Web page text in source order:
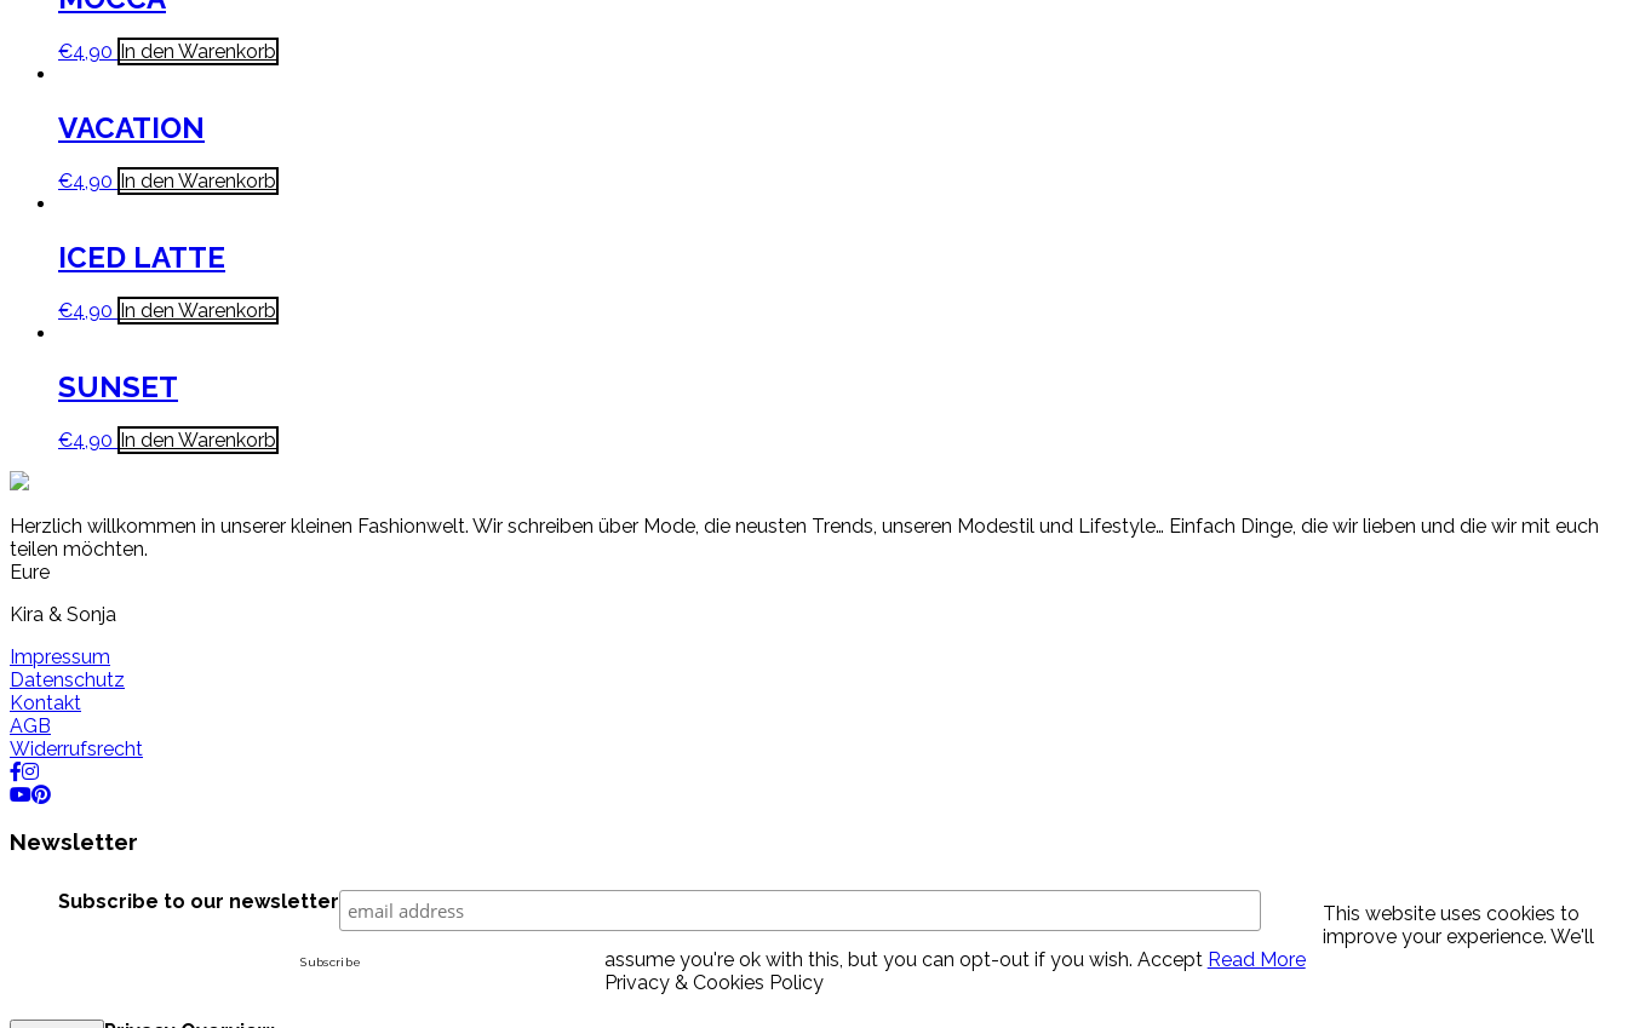
€4,90 In den Warenkorb
VACATION
€4,90 In den Warenkorb
ICED LATTE
€4,90 In den Warenkorb
SUNSET
€4,90 In den Warenkorb
Herzlich willkommen in unserer kleinen Fashionwelt. Wir schreiben über Mode, die neusten Trends, unseren Modestil und Lifestyle… Einfach Dinge, die wir lieben und die wir mit euch
teilen möchten.
Eure
Kira & Sonja
Impressum
Datenschutz
Kontakt
AGB
Widerrufsrecht
Newsletter
Subscribe to our newsletter
This website uses cookies to
improve your experience. We'll
assume you're ok with this, but you can opt-out if you wish. Accept Read More
Privacy & Cookies Policy